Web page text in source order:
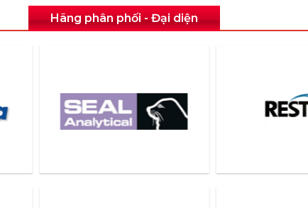
Hãng phân phối - Đại diện